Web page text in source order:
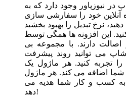
نیوزپاور وجود دارد که به
خود را سفارشی سازی
نرخ تبدیل را بهبود بخشید
این افزونه ها همگی توسط
اصالت دارند. با مجموعه بی
می توانید روند پیشرفت
تجربه کنید. هر ماژول یک
شما اضافه می کند. هر ماژول
کسب و کار شما هدیه می
دهد!